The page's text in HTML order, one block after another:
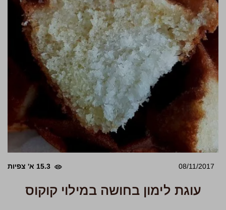
08/11/2017 15.3 א' צפיות
עוגת לימון בחושה במילוי קוקוס